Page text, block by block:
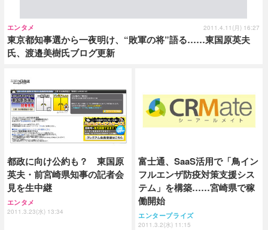
東京都知事選から一夜明け、“敗軍の将”語る……東国原英夫
氏、渡邉美樹氏ブログ更新
エンタメ 2011.4.11(月) 16:27
都政に向け公約も？ 東国原
英夫・前宮崎県知事の記者会
見を生中継
エンタメ
2011.3.23(水) 13:34
富士通、SaaS活用で「鳥イン
フルエンザ防疫対策支援シス
テム」を構築……宮崎県で稼
働開始
エンタープライズ
2011.3.2(水) 11:15